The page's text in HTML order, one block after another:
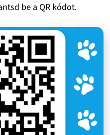
be a QR kódot.